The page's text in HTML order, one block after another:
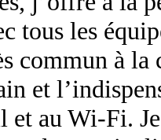
tous les
commun à
et
et au Wi-Fi.